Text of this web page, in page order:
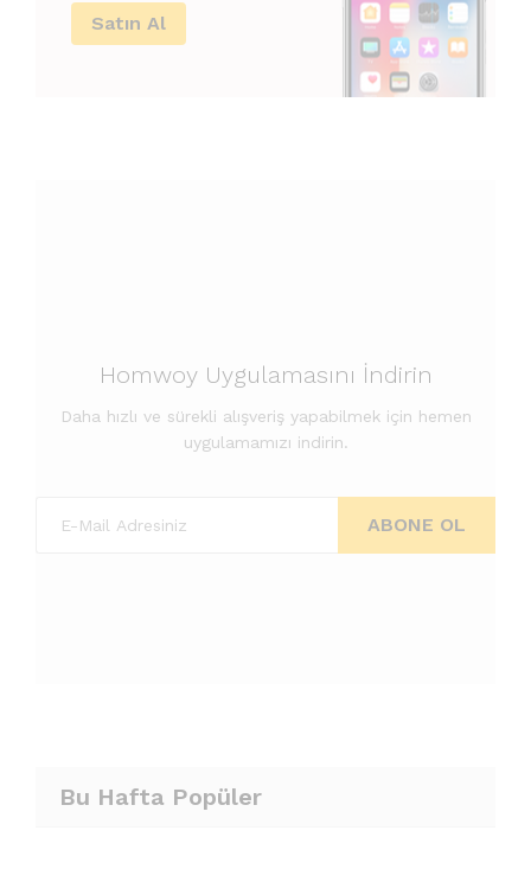
Satın Al
Homwoy Uygulamasını İndirin
Daha hızlı ve sürekli alışveriş yapabilmek için hemen
uygulamamızı indirin.
Bu Hafta Popüler